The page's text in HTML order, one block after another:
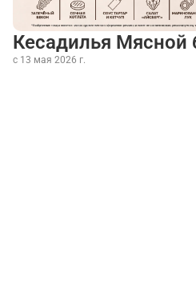
Кесадилья Мясной
с 13 мая 2026 г.